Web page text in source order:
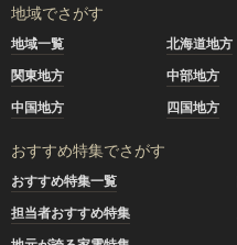
地域でさがす
地域一覧 北海道地方
関東地方
中部地方
中国地方
四国地方
おすすめ特集でさがす
おすすめ特集一覧
担当者おすすめ特集